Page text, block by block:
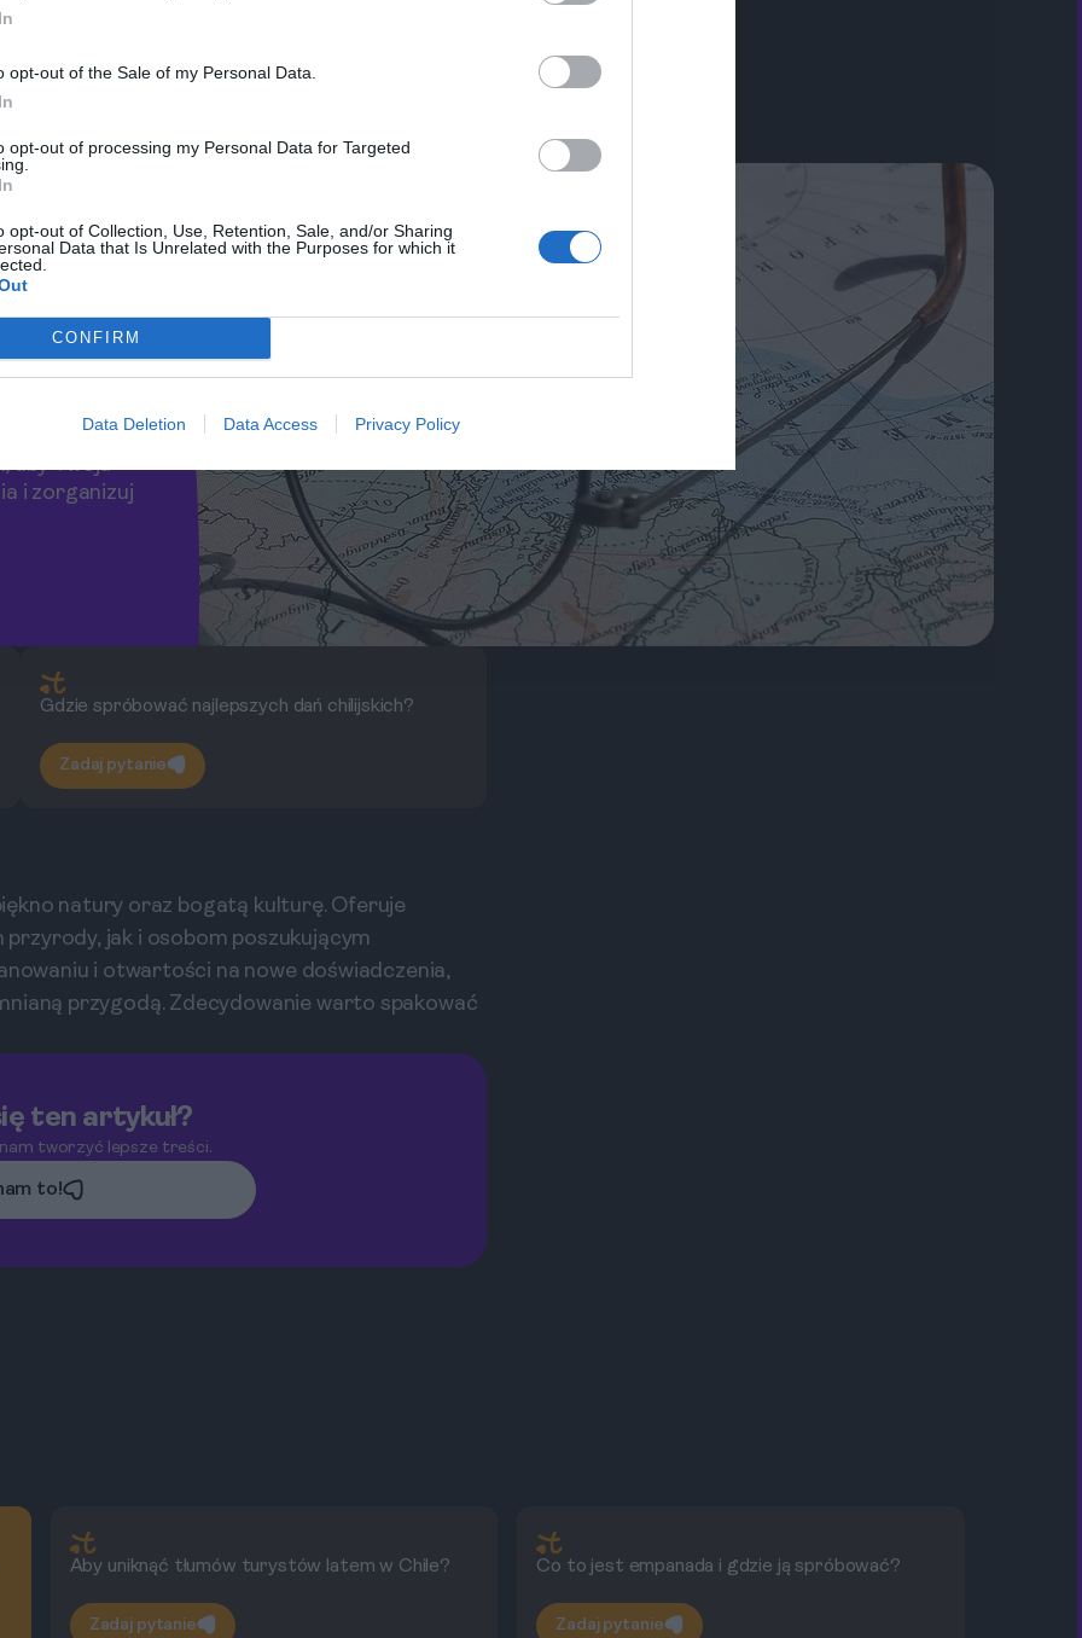
opt-out of the Sale of my Personal Data.
opt-out of processing my Personal Data for Targeted
opt-out of Collection, Use, Retention, Sale, and/or Sharing
Data that Is Unrelated with the Purposes for which it
CONFIRM
Data Deletion Data Access Privacy Policy
przepiękne wzgórza San Cristóbal. Nie można
domami oraz sztuką uliczną.
- każdy znajdzie coś
do
aby Twoja
i zorganizuj
Gdzie spróbować najlepszych dań chilijskich?
Zadaj pytanie
natury oraz bogatą kulturę. Oferuje
jak i osobom poszukującym
i otwartości na nowe doświadczenia,
przygodą. Zdecydowanie warto spakować
ten artykuł?
tworzyć lepsze treści.
to!
Aby uniknąć tłumów turystów latem w Chile?
Zadaj pytanie
Co to jest empanada i gdzie ją spróbować?
Zadaj pytanie